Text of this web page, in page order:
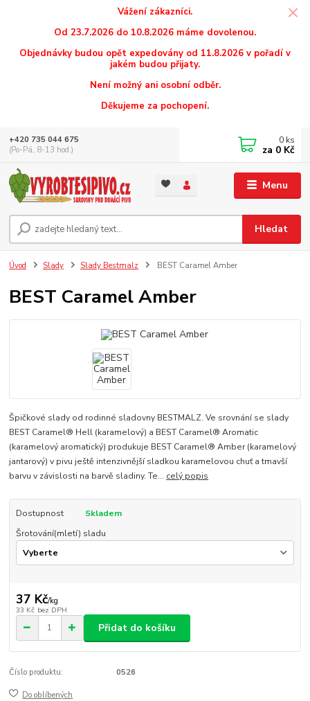
Vážení zákazníci.
Od 23.7.2026 do 10.8.2026 máme dovolenou.
Objednávky budou opět expedovány od 11.8.2026 v pořadí v
jakém budou přijaty.
Není možný ani osobní odběr.
Děkujeme za pochopení.
Menu
Hledat
+420 735 044 675
(Po-Pá, 8-13 hod.)
0 ks
za 0 Kč
Úvod Slady Slady Bestmalz BEST Caramel Amber
BEST Caramel Amber
Špičkové slady od rodinné sladovny BESTMALZ. Ve srovnání se slady
BEST Caramel® Hell (karamelový) a BEST Caramel® Aromatic
(karamelový aromatický) produkuje BEST Caramel® Amber (karamelový
jantarový) v pivu ještě intenzivnější sladkou karamelovou chuť a tmavší
barvu v závislosti na barvě sladiny. Te... celý popis
Dostupnost
Skladem
Šrotování(mletí) sladu
37 Kč/kg
33 Kč bez DPH
Přidat do košíku
Číslo produktu: 0526
Do oblíbených